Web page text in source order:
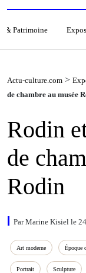
& Patrimoine
Actu-culture.com >
de chambre au musée
Rodin
de
Rodin
Par Marine Kisiel le
Art moderne Époque
Portrait Sculpture